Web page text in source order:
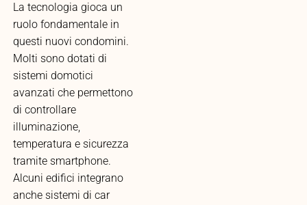
La tecnologia gioca un
ruolo fondamentale in
questi nuovi condomini.
Molti sono dotati di
sistemi domotici
avanzati che permettono
di controllare
illuminazione,
temperatura e sicurezza
tramite smartphone.
Alcuni edifici integrano
anche sistemi di car